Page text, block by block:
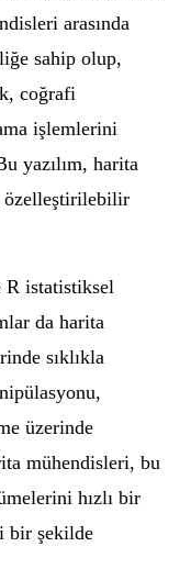
arasında
sahip olup,
coğrafi
işlemlerini
yazılım, harita
özelleştirilebilir
R istatistiksel
da harita
sıklıkla
üzerinde
mühendisleri, bu
hızlı bir
bir şekilde